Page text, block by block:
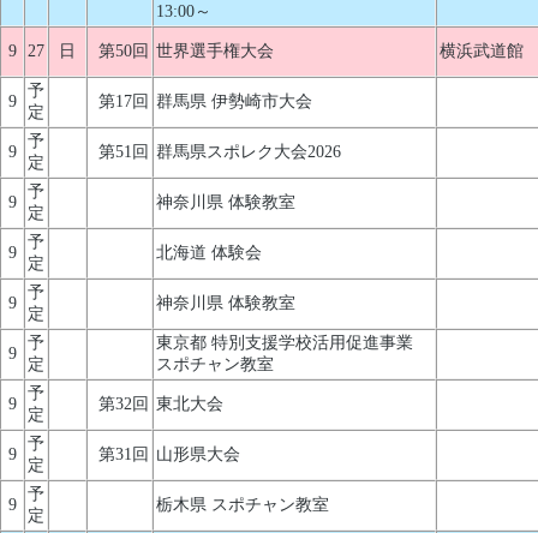
13:00～
9 27 日 第50回 世界選手権大会 横浜武道館
9
予
定
第17回 群馬県 伊勢崎市大会
9
予
定
第51回 群馬県スポレク大会2026
9
予
定
神奈川県 体験教室
9
予
定
北海道 体験会
9
予
定
神奈川県 体験教室
9
予
定
東京都 特別支援学校活用促進事業
スポチャン教室
9
予
定
第32回 東北大会
9
予
定
第31回 山形県大会
9
予
定
栃木県 スポチャン教室